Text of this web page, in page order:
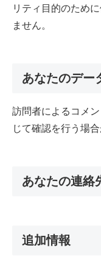
リティ目的のため
ません。
あなたのデー
訪問者によるコメ
じて確認を行う場合
あなたの連絡
追加情報